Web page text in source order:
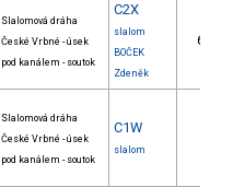
Slalomová dráha
České Vrbné - úsek
pod kanálem - soutok
C2X
slalom
BOČEK
Zdeněk
6.
Slalomová dráha
České Vrbné - úsek
pod kanálem - soutok
C1W
slalom